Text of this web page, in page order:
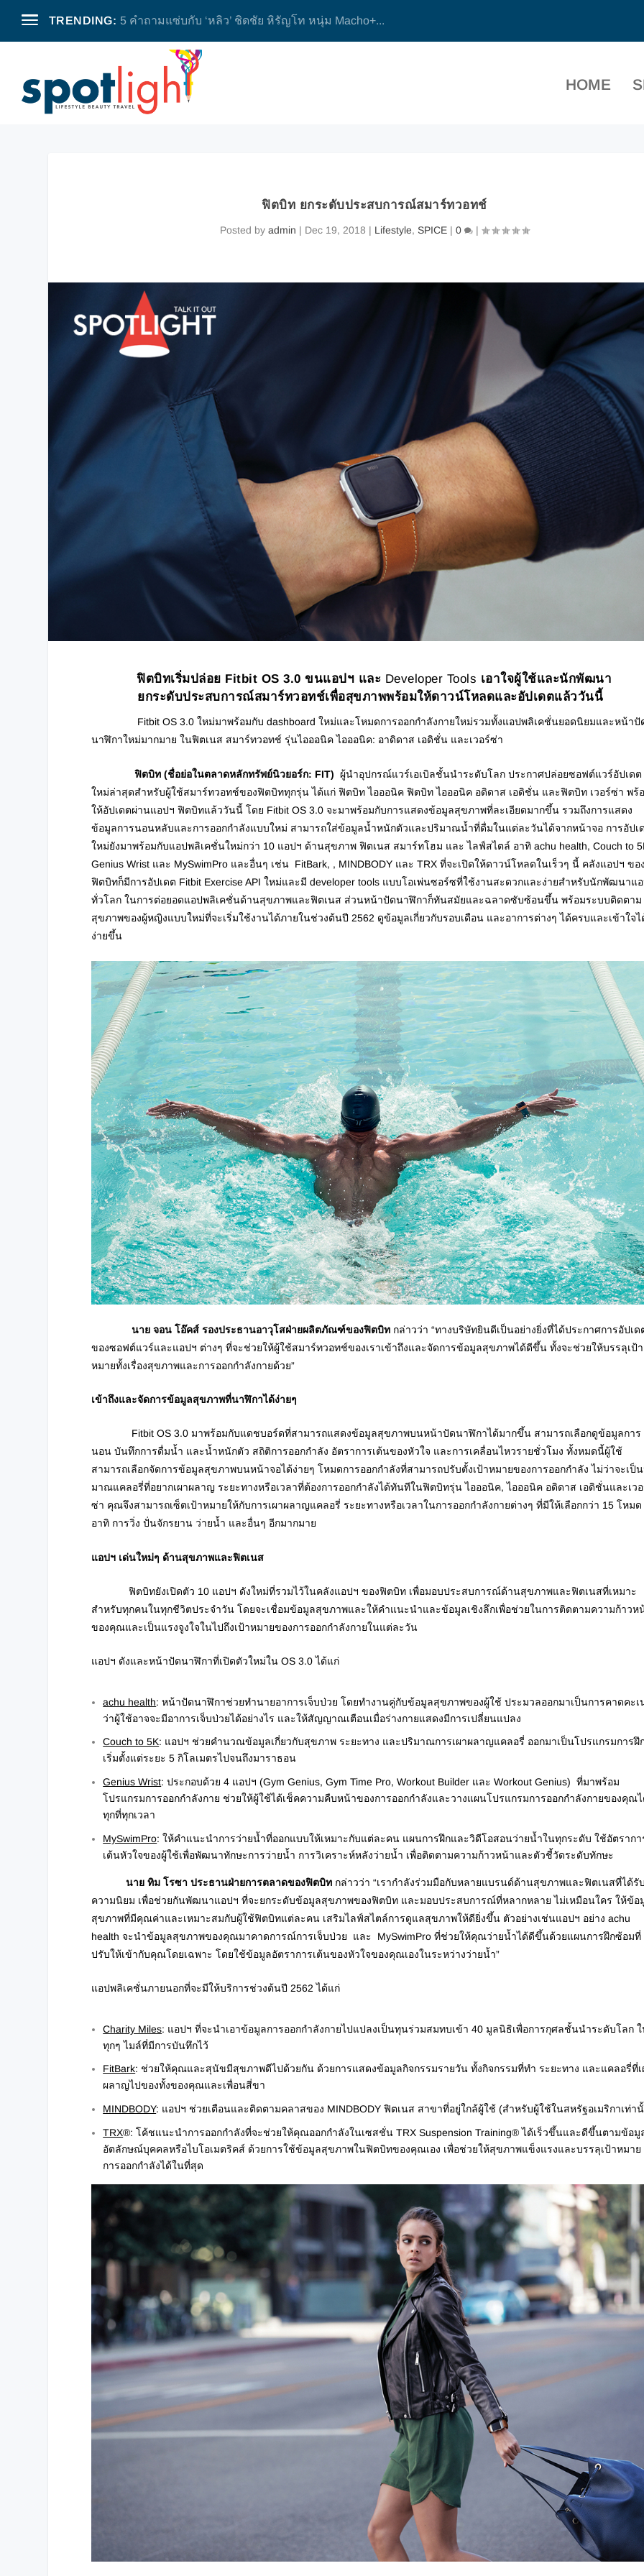
TRENDING: 5 คำถามแซ่บกับ ‘หลิว’ ชิดชัย หิรัญโท หนุ่ม Macho+...
HOME
ฟิตบิท ยกระดับประสบการณ์สมาร์ทวอทช์
Posted by admin | Dec 19, 2018 | Lifestyle, SPICE| 0 |
ฟิตบิทเริ่มปล่อย Fitbit OS 3.0ขนแอปฯ และ Developer Tools เอาใจผู้ใช้และนักพัฒนา
ยกระดับประสบการณ์สมาร์ทวอทช์เพื่อสุขภาพพร้อมให้ดาวน์โหลดและอัปเดตแล้ววันนี้
Fitbit OS 3.0 ใหม่มาพร้อมกับ dashboard ใหม่และโหมดการออกกำลังกายใหม่รวมทั้งแอปพลิเคชั่นยอดนิยมและหน้าปั
นาฬิกาใหม่มากมาย ในฟิตเนส สมาร์ทวอทช์ รุ่นไอออนิค ไอออนิค: อาดิดาส เอดิชั่น และเวอร์ซ่า
ฟิตบิท(ชื่อย่อในตลาดหลักทรัพย์นิวยอร์ก: FIT) ผู้นำอุปกรณ์แวร์เอเบิลชั้นนำระดับโลก ประกาศปล่อยซอฟต์แวร์อัปเดต
ใหม่ล่าสุดสำหรับผู้ใช้สมาร์ทวอทช์ของฟิตบิททุกรุ่น ได้แก่ ฟิตบิท ไอออนิค ฟิตบิท ไอออนิค อดิดาส เอดิชั่น และฟิตบิท เวอร์ซ่า พร้
ให้อัปเดตผ่านแอปฯ ฟิตบิทแล้ววันนี้โดย Fitbit OS 3.0 จะมาพร้อมกับการแสดงข้อมูลสุขภาพที่ละเอียดมากขึ้น รวมถึงการแสดง
ข้อมูลการนอนหลับและการออกกำลังแบบใหม่ สามารถใส่ข้อมูลน้ำหนักตัวและปริมาณน้ำที่ดื่มในแต่ละวันได้จากหน้าจอ การอัปเ
ใหม่ยังมาพร้อมกับแอปพลิเคชั่นใหม่กว่า 10 แอปฯ ด้านสุขภาพ ฟิตเนส สมาร์ทโฮม และ ไลฟ์สไตล์ อาทิ achu health, Couch to
Genius Wrist และ MySwimPro และอื่นๆ เช่น FitBark, , MINDBODY และ TRX ที่จะเปิดให้ดาวน์โหลดในเร็วๆ นี้ คลังแอปฯ ของ
ฟิตบิทก็มีการอัปเดต Fitbit Exercise API ใหม่และมี developer tools แบบโอเพ่นซอร์ซที่ใช้งานสะดวกและง่ายสำหรับนักพัฒนาแ
ทั่วโลก ในการต่อยอดแอปพลิเคชั่นด้านสุขภาพและฟิตเนส ส่วนหน้าปัดนาฬิกาก็ทันสมัยและฉลาดซับซ้อนขึ้น พร้อมระบบติดตาม
สุขภาพของผู้หญิงแบบใหม่ที่จะเริ่มใช้งานได้ภายในช่วงต้นปี 2562 ดูข้อมูลเกี่ยวกับรอบเดือน และอาการต่างๆ ได้ครบและเข้าใจไ
ง่ายขึ้น
นาย จอน โอ๊คส์ รองประธานอาวุโสฝ่ายผลิตภัณฑ์ของฟิตบิท กล่าวว่า “ทางบริษัทยินดีเป็นอย่างยิ่งที่ได้ประกาศการอัปเด
ของซอฟต์แวร์และแอปฯ ต่างๆ ที่จะช่วยให้ผู้ใช้สมาร์ทวอทช์ของเราเข้าถึงและจัดการข้อมูลสุขภาพได้ดีขึ้น ทั้งจะช่วยให้บรรลุเป้า
หมายทั้งเรื่องสุขภาพและการออกกำลังกายด้วย”
เข้าถึงและจัดการข้อมูลสุขภาพที่นาฬิกาได้ง่ายๆ
Fitbit OS 3.0 มาพร้อมกับแดชบอร์ดที่สามารถแสดงข้อมูลสุขภาพบนหน้าปัดนาฬิกาได้มากขึ้น สามารถเลือกดูข้อมูลการ
นอน บันทึกการดื่มน้ำ และน้ำหนักตัว สถิติการออกกำลัง อัตราการเต้นของหัวใจ และการเคลื่อนไหวรายชั่วโมง ทั้งหมดนี้ผู้ใช้
สามารถเลือกจัดการข้อมูลสุขภาพบนหน้าจอได้ง่ายๆ โหมดการออกกำลังที่สามารถปรับตั้งเป้าหมายของการออกกำลัง ไม่ว่าจะเป็
มาณแคลอรี่ที่อยากเผาผลาญ ระยะทางหรือเวลาที่ต้องการออกกำลังได้ทันทีในฟิตบิทรุ่น ไอออนิค, ไอออนิค อดิดาส เอดิชั่นและเว
ซ่า คุณจึงสามารถเซ็ตเป้าหมายให้กับการเผาผลาญแคลอรี่ ระยะทางหรือเวลาในการออกกำลังกายต่างๆ ที่มีให้เลือกกว่า 15 โหมด
อาทิ การวิ่ง ปั่นจักรยาน ว่ายน้ำ และอื่นๆ อีกมากมาย
แอปฯ เด่นใหม่ๆ ด้านสุขภาพและฟิตเนส
ฟิตบิทยังเปิดตัว 10 แอปฯ ดังใหม่ที่รวมไว้ในคลังแอปฯ ของฟิตบิท เพื่อมอบประสบการณ์ด้านสุขภาพและฟิตเนสที่เหมาะ
สำหรับทุกคนในทุกชีวิตประจำวัน โดยจะเชื่อมข้อมูลสุขภาพและให้คำแนะนำและข้อมูลเชิงลึกเพื่อช่วยในการติดตามความก้าวห
ของคุณและเป็นแรงจูงใจในไปถึงเป้าหมายของการออกกำลังกายในแต่ละวัน
แอปฯ ดังและหน้าปัดนาฬิกาที่เปิดตัวใหม่ใน OS 3.0 ได้แก่
achu health: หน้าปัดนาฬิกาช่วยทำนายอาการเจ็บป่วย โดยทำงานคู่กับข้อมูลสุขภาพของผู้ใช้ ประมวลออกมาเป็นการคาดคะเ
ว่าผู้ใช้อาจจะมีอาการเจ็บป่วยได้อย่างไร และให้สัญญาณเตือนเมื่อร่างกายแสดงมีการเปลี่ยนแปลง
Couch to 5K: แอปฯ ช่วยคำนวณข้อมูลเกี่ยวกับสุขภาพ ระยะทาง และปริมาณการเผาผลาญแคลอรี่ ออกมาเป็นโปรแกรมการฝึ
เริ่มตั้งแต่ระยะ 5 กิโลเมตรไปจนถึงมาราธอน
Genius Wrist: ประกอบด้วย 4 แอปฯ (Gym Genius, Gym Time Pro, Workout Builder และ Workout Genius) ที่มาพร้อม
โปรแกรมการออกกำลังกาย ช่วยให้ผู้ใช้ได้เช็คความคืบหน้าของการออกกำลังและวางแผนโปรแกรมการออกกำลังกายของคุณ
ทุกที่ทุกเวลา
MySwimPro: ให้คำแนะนำการว่ายน้ำที่ออกแบบให้เหมาะกับแต่ละคน แผนการฝึกและวิดีโอสอนว่ายน้ำในทุกระดับ ใช้อัตรากา
เต้นหัวใจของผู้ใช้เพื่อพัฒนาทักษะการว่ายน้ำ การวิเคราะห์หลังว่ายน้ำ เพื่อติดตามความก้าวหน้าและตัวชี้วัดระดับทักษะ
นาย ทิม โรซา ประธานฝ่ายการตลาดของฟิตบิท กล่าวว่า “เรากำลังร่วมมือกับหลายแบรนด์ด้านสุขภาพและฟิตเนสที่ได้รับ
ความนิยม เพื่อช่วยกันพัฒนาแอปฯ ที่จะยกระดับข้อมูลสุขภาพของฟิตบิท และมอบประสบการณ์ที่หลากหลาย ไม่เหมือนใคร ให้ข้อ
สุขภาพที่มีคุณค่าและเหมาะสมกับผู้ใช้ฟิตบิทแต่ละคน เสริมไลฟ์สไตล์การดูแลสุขภาพให้ดียิ่งขึ้น ตัวอย่างเช่นแอปฯ อย่าง achu
health จะนำข้อมูลสุขภาพของคุณมาคาดการณ์การเจ็บป่วย และ MySwimPro ที่ช่วยให้คุณว่ายน้ำได้ดีขึ้นด้วยแผนการฝึกซ้อมที่
ปรับให้เข้ากับคุณโดยเฉพาะ โดยใช้ข้อมูลอัตราการเต้นของหัวใจของคุณเองในระหว่างว่ายน้ำ”
แอปพลิเคชั่นภายนอกที่จะมีให้บริการช่วงต้นปี 2562 ได้แก่
Charity Miles: แอปฯ ที่จะนำเอาข้อมูลการออกกำลังกายไปแปลงเป็นทุนร่วมสมทบเข้า 40 มูลนิธิเพื่อการกุศลชั้นนำระดับโลก
ทุกๆ ไมล์ที่มีการบันทึกไว้
FitBark: ช่วยให้คุณและสุนัขมีสุขภาพดีไปด้วยกัน ด้วยการแสดงข้อมูลกิจกรรมรายวัน ทั้งกิจกรรมที่ทำ ระยะทาง และแคลอรี่ที่เ
ผลาญไปของทั้งของคุณและเพื่อนสี่ขา
MINDBODY: แอปฯ ช่วยเตือนและติดตามคลาสของ MINDBODY ฟิตเนส สาขาที่อยู่ใกล้ผู้ใช้ (สำหรับผู้ใช้ในสหรัฐอเมริกาเท่า
TRX®: โค้ชแนะนำการออกกำลังที่จะช่วยให้คุณออกกำลังในเซสชั่น TRX Suspension Training® ได้เร็วขึ้นและดีขึ้นตามข้อมู
อัตลักษณ์บุคคลหรือไบโอเมตริคส์ ด้วยการใช้ข้อมูลสุขภาพในฟิตบิทของคุณเอง เพื่อช่วยให้สุขภาพแข็งแรงและบรรลุเป้าหมาย
การออกกำลังได้ในที่สุด